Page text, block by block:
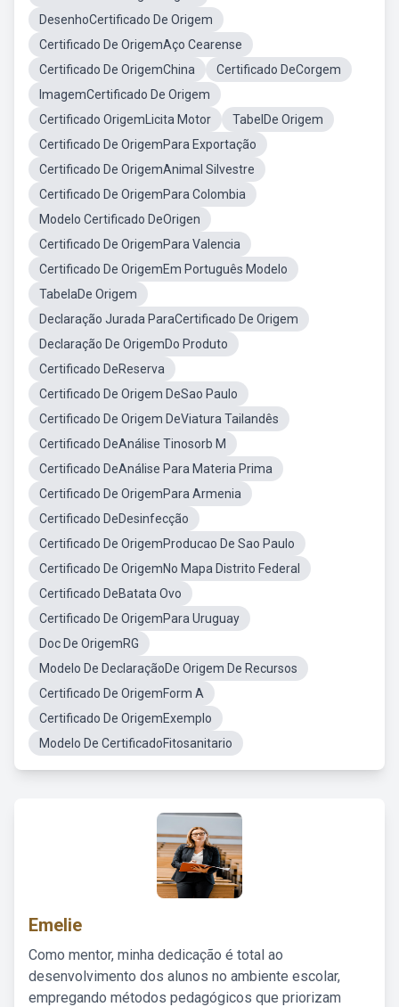
DesenhoCertificado De Origem
Certificado De OrigemAço Cearense
Certificado De OrigemChina
Certificado DeCorgem
ImagemCertificado De Origem
Certificado OrigemLicita Motor
TabelDe Origem
Certificado De OrigemPara Exportação
Certificado De OrigemAnimal Silvestre
Certificado De OrigemPara Colombia
Modelo Certificado DeOrigen
Certificado De OrigemPara Valencia
Certificado De OrigemEm Português Modelo
TabelaDe Origem
Declaração Jurada ParaCertificado De Origem
Declaração De OrigemDo Produto
Certificado DeReserva
Certificado De Origem DeSao Paulo
Certificado De Origem DeViatura Tailandês
Certificado DeAnálise Tinosorb M
Certificado DeAnálise Para Materia Prima
Certificado De OrigemPara Armenia
Certificado DeDesinfecção
Certificado De OrigemProducao De Sao Paulo
Certificado De OrigemNo Mapa Distrito Federal
Certificado DeBatata Ovo
Certificado De OrigemPara Uruguay
Doc De OrigemRG
Modelo De DeclaraçãoDe Origem De Recursos
Certificado De OrigemForm A
Certificado De OrigemExemplo
Modelo De CertificadoFitosanitario
Emelie
Como mentor, minha dedicação é total ao
desenvolvimento dos alunos no ambiente escolar,
empregando métodos pedagógicos que priorizam